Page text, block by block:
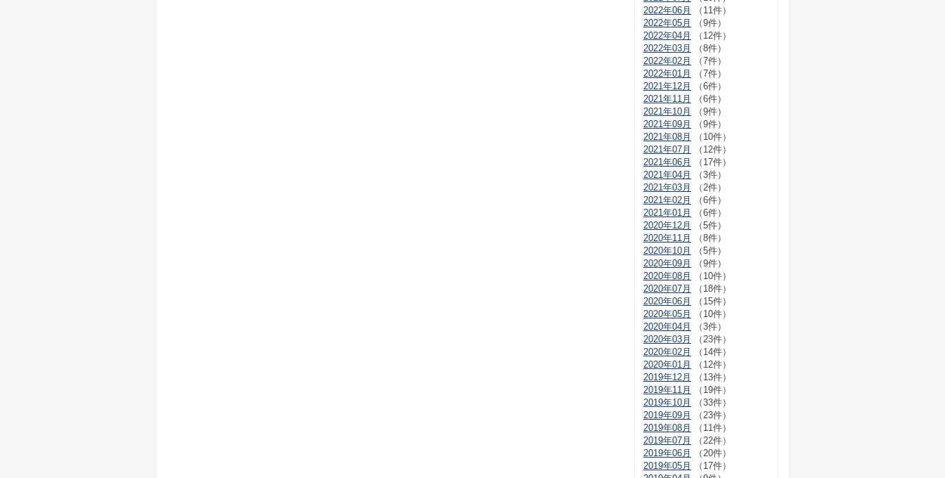
2022年06月
（11件）
2022年05月
（9件）
2022年04月
（12件）
2022年03月
（8件）
2022年02月
（7件）
2022年01月
（7件）
2021年12月
（6件）
2021年11月
（6件）
2021年10月
（9件）
2021年09月
（9件）
2021年08月
（10件）
2021年07月
（12件）
2021年06月
（17件）
2021年04月
（3件）
2021年03月
（2件）
2021年02月
（6件）
2021年01月
（6件）
2020年12月
（5件）
2020年11月
（8件）
2020年10月
（5件）
2020年09月
（9件）
2020年08月
（10件）
2020年07月
（18件）
2020年06月
（15件）
2020年05月
（10件）
2020年04月
（3件）
2020年03月
（23件）
2020年02月
（14件）
2020年01月
（12件）
2019年12月
（13件）
2019年11月
（19件）
2019年10月
（33件）
2019年09月
（23件）
2019年08月
（11件）
2019年07月
（22件）
2019年06月
（20件）
2019年05月
（17件）